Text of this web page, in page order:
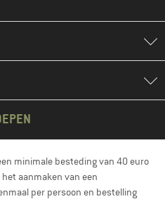
minimale besteding van 40 euro
aanmaken van een
per persoon en bestelling